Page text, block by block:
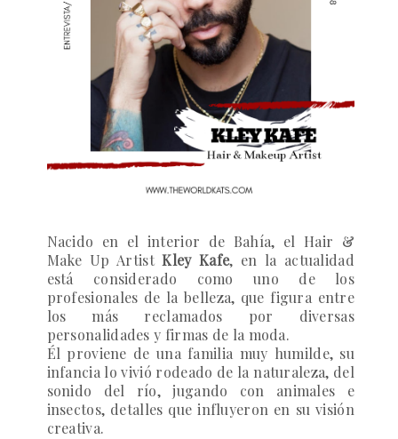
Nacido en el interior de Bahía, el Hair &
Make Up ArtistKley Kafe, en la actualidad
está considerado como uno de los
profesionales de la belleza, que figura entre
los más reclamados por diversas
personalidades y firmas de la moda.
Él proviene de una familia muy humilde, su
infancia lo vivió rodeado de la naturaleza, del
sonido del río, jugando con animales e
insectos, detalles que influyeron en su visión
creativa.